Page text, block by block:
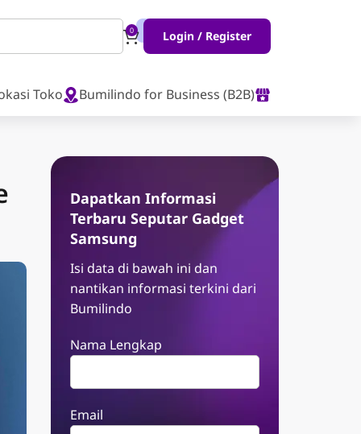
0 Login / Register
Toko Bumilindo for Business (B2B)
Dapatkan Informasi
Terbaru Seputar Gadget
Samsung
Isi data di bawah ini dan
nantikan informasi terkini dari
Bumilindo
Nama Lengkap
Email